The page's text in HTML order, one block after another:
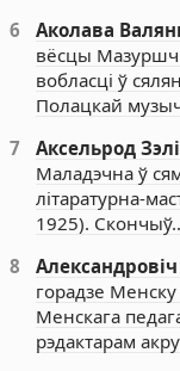
6
Аколава
вёсцы
вобласці ў
Полацкай
7
Аксельрод
Маладэчна ў
літаратурна-
1925).
8
горадзе Менску
Менскага
рэдактарам